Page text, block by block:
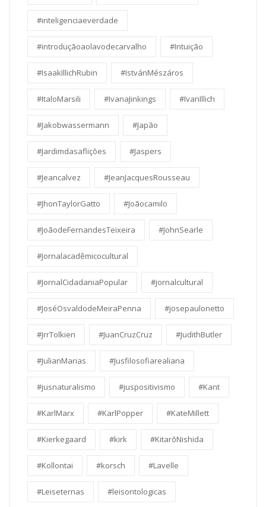
#inteligenciaeverdade
#introduçãoaolavodecarvalho #Intuição
#IsaakIllichRubin #IstvánMészáros
#ItaloMarsili #IvanaJinkings #IvanIllich
#Jakobwassermann #Japão
#Jardimdasaflições #Jaspers
#Jeancalvez #JeanJacquesRousseau
#JhonTaylorGatto #Joãocamilo
#JoãodeFernandesTeixeira #JohnSearle
#Jornalacadêmicocultural
#JornalCidadaniaPopular #jornalcultural
#JoséOsvaldodeMeiraPenna #josepaulonetto
#JrrTolkien #JuanCruzCruz #JudithButler
#JulianMarias #Jusfilosofiarealiana
#jusnaturalismo #juspositivismo #Kant
#KarlMarx #KarlPopper #KateMillett
#Kierkegaard #kirk #KitarōNishida
#Kollontai #korsch #Lavelle
#Leiseternas #leisontologicas